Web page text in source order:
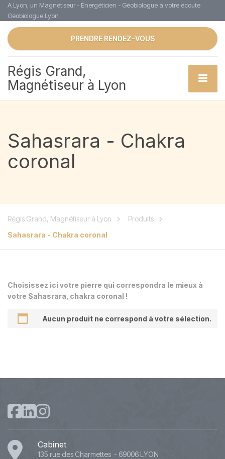
A Lyon, un Magnétiseur - Énergéticien - Géobiologue à votre écoute
Géobiologue Lyon
PRENDRE RENDEZ-VOUS
Régis Grand,
Magnétiseur à Lyon
Sahasrara - Chakra
coronal
Régis Grand, Magnétiseur à Lyon
Produits
Sahasrara - Chakra coronal
Choisissez ici votre pierre qui correspondra le mieux à
votre Sahasrara, chakra coronal !
Aucun produit ne correspond à votre sélection.
Cabinet
135 rue des Charmettes - 69006 LYON